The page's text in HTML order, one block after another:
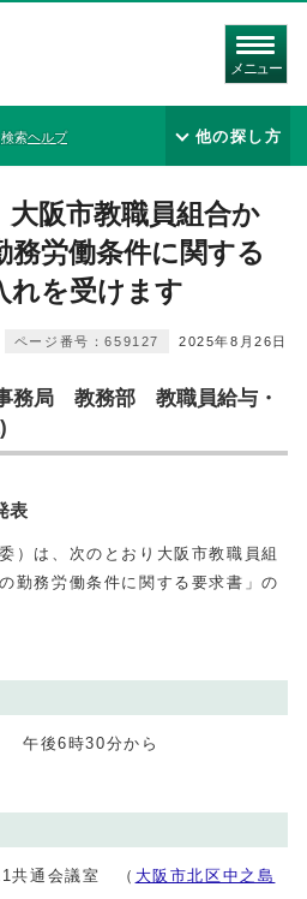
メニュー
検索ヘルプ 他の探し方
阪市教職員組合か
務労働条件に関する
れを受けます
2025年8月26日
ページ番号：659127
務局 教務部 教職員給与・
表
）は、次のとおり大阪市教職員組
勤務労働条件に関する要求書」の
午後6時30分から
共通会議室 （ 大阪市北区中之島